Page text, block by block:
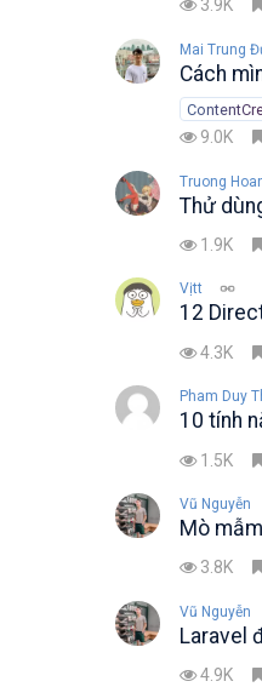
3.9K
Mai Trung
Cách
9.0K
Truong
Thử
1.9K
Vịtt
12
4.3K
Pham Duy
10 tính
1.5K
Vũ Nguyễn
Mò
3.8K
Vũ Nguyễn
Laravel
4.9K